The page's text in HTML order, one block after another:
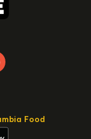
Food